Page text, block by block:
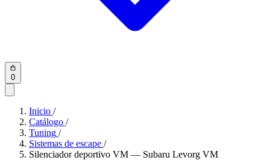
0
Inicio /
Catálogo /
Tuning /
Sistemas de escape /
Silenciador deportivo VM — Subaru Levorg VM